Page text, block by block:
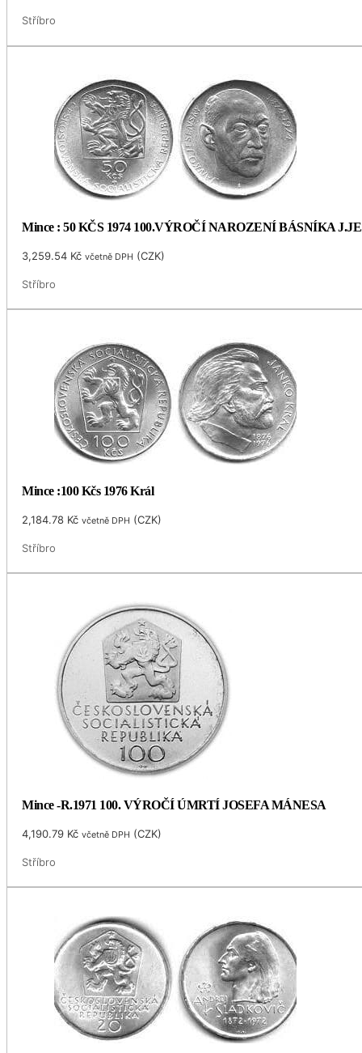
Stříbro
Mince : 50 KČS 1974 100.VÝROČÍ NAROZENÍ BÁSNÍKA
3,259.54 Kč včetně DPH (CZK)
Stříbro
Mince :100 Kčs 1976 Král
2,184.78 Kč včetně DPH (CZK)
Stříbro
Mince -R.1971 100. VÝROČÍ ÚMRTÍ JOSEFA MÁNESA
4,190.79 Kč včetně DPH (CZK)
Stříbro